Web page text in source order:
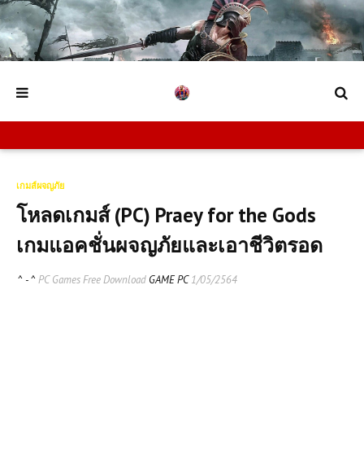
เกมส์ผจญภัย
โหลดเกมส์ (PC) Praey for the Gods
เกมแอคชั่นผจญภัยและเอาชีวิตรอด
^ - ^ PC Games Free Download GAME PC1/05/2564